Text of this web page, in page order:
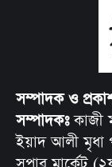
সম্পাদক ও
সম্পাদকঃকাজী
ইয়াদ আলী মৃধা